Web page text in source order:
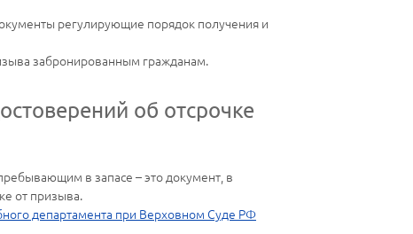
регулирующие порядок получения и
забронированным гражданам.
об отсрочке
в запасе – это документ, в
от призыва.
департамента при Верховном Суде РФ